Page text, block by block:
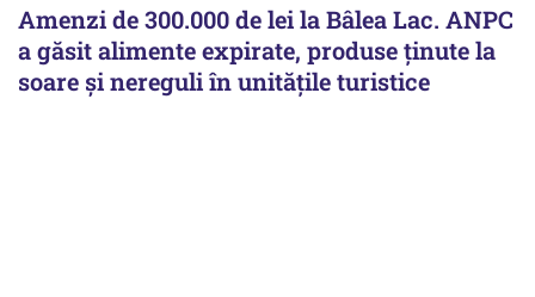
Amenzi de 300.000 de lei la Bâlea Lac. ANPC
a găsit alimente expirate, produse ținute la
soare și nereguli în unitățile turistice